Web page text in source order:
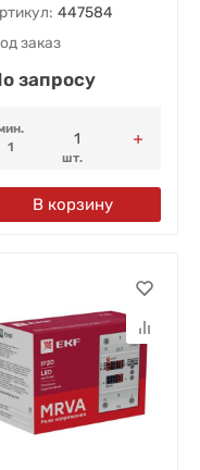
447584
заказ
запросу
1
шт.
В корзину